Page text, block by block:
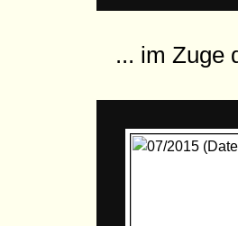
... im Zuge